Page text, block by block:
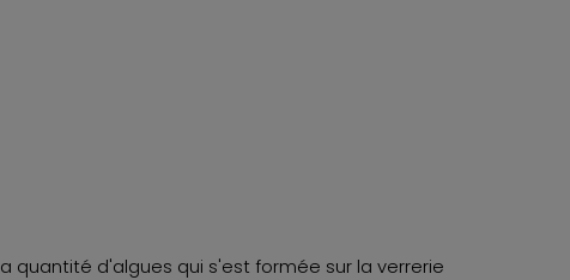
quantité d'algues qui s'est formée sur la verrerie